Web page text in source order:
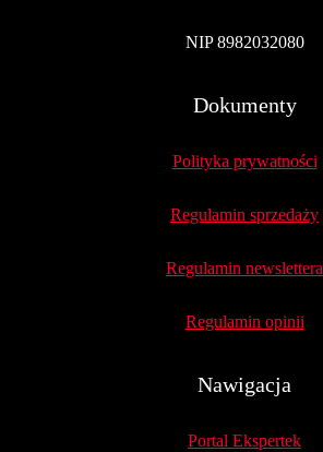
NIP 8982032080
Dokumenty
Polityka prywatności
Regulamin sprzedaży
Regulamin newslettera
Regulamin opinii
Nawigacja
Portal Ekspertek